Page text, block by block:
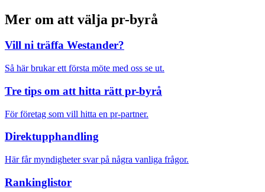
Mer om att välja pr-byrå
Vill ni träffa Westander?
Så här brukar ett första möte med oss se ut.
Tre tips om att hitta rätt pr-byrå
För företag som vill hitta en pr-partner.
Direktupphandling
Här får myndigheter svar på några vanliga frågor.
Rankinglistor